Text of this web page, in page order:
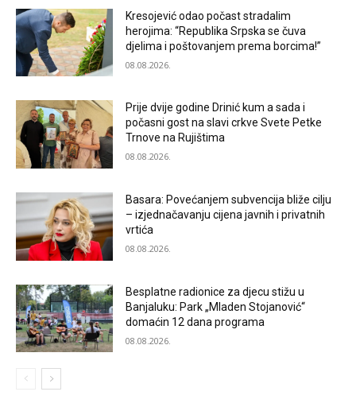
Kresojević odao počast stradalim
herojima: “Republika Srpska se čuva
djelima i poštovanjem prema borcima!”
08.08.2026.
Prije dvije godine Drinić kum a sada i
počasni gost na slavi crkve Svete Petke
Trnove na Rujištima
08.08.2026.
Basara: Povećanjem subvencija bliže cilju
– izjednačavanju cijena javnih i privatnih
vrtića
08.08.2026.
Besplatne radionice za djecu stižu u
Banjaluku: Park „Mladen Stojanović“
domaćin 12 dana programa
08.08.2026.